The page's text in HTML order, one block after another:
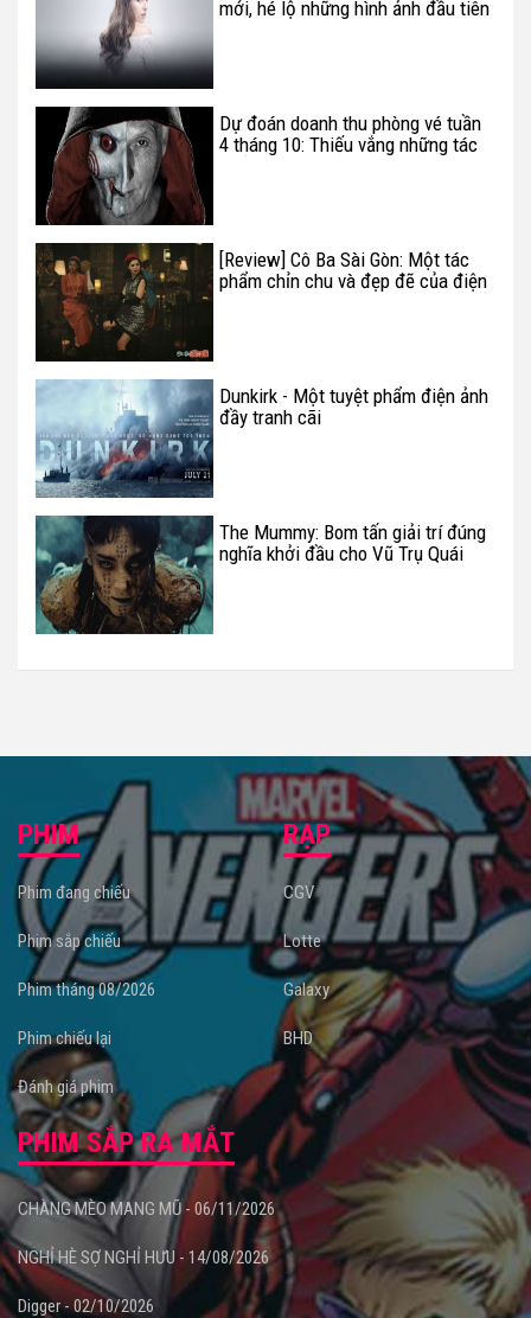
mới, hé lộ những hình ảnh đầu tiên
Dự đoán doanh thu phòng vé tuần
4 tháng 10: Thiếu vắng những tác
[Review] Cô Ba Sài Gòn: Một tác
phẩm chỉn chu và đẹp đẽ của điện
Dunkirk - Một tuyệt phẩm điện ảnh
đầy tranh cãi
The Mummy: Bom tấn giải trí đúng
nghĩa khởi đầu cho Vũ Trụ Quái
PHIM
Phim đang chiếu
Phim sắp chiếu
Phim tháng 08/2026
Phim chiếu lại
Đánh giá phim
RẠP
CGV
Lotte
Galaxy
BHD
PHIM SẮP RA MẮT
CHÀNG MÈO MANG MŨ - 06/11/2026
NGHỈ HÈ SỢ NGHỈ HƯU - 14/08/2026
Digger - 02/10/2026